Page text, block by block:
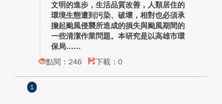
文明的進步，生活品質改善，人類居住的
環境生態遭到污染、破壞，相對也必須承
擔起颱風侵襲所造成的損失與颱風期間的
一些清潔作業問題。本研究是以高雄市環
保局...
點閱：246
下載：0
1